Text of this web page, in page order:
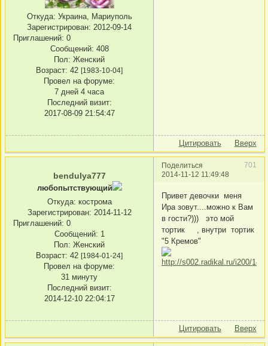
Откуда: Украина, Мариуполь
Зарегистрирован: 2012-09-14
Приглашений: 0
Сообщений: 408
Пол: Женский
Возраст: 42 [1983-10-04]
Провел на форуме:
7 дней 4 часа
Последний визит:
2017-08-09 21:54:47
Цитировать Вверх
Поделиться
701
2014-11-12 11:49:48
bendulya777
любопытствующий
Откуда: кострома
Зарегистрирован: 2014-11-12
Приглашений: 0
Сообщений: 1
Пол: Женский
Возраст: 42 [1984-01-24]
Провел на форуме:
31 минуту
Последний визит:
2014-12-10 22:04:17
Привет девочки меня
Ира зовут....можно к Вам
в гости?))) это мой
тортик , внутри тортик
"5 Кремов"
Цитировать Вверх